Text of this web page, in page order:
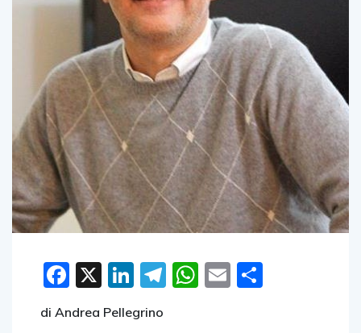
Facebook
X LinkedIn
Telegram
WhatsApp
Email
di Andrea Pellegrino